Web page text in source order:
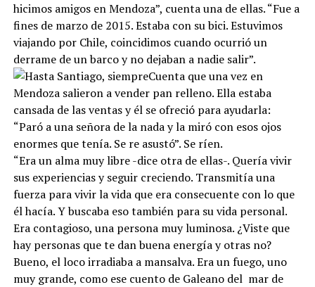
hicimos amigos en Mendoza”, cuenta una de ellas. “Fue a
fines de marzo de 2015. Estaba con su bici. Estuvimos
viajando por Chile, coincidimos cuando ocurrió un
derrame de un barco y no dejaban a nadie salir”.
Cuenta que una vez en
Mendoza salieron a vender pan relleno. Ella estaba
cansada de las ventas y él se ofreció para ayudarla:
“Paró a una señora de la nada y la miró con esos ojos
enormes que tenía. Se re asustó”. Se ríen.
“Era un alma muy libre -dice otra de ellas-. Quería vivir
sus experiencias y seguir creciendo. Transmitía una
fuerza para vivir la vida que era consecuente con lo que
él hacía. Y buscaba eso también para su vida personal.
Era contagioso, una persona muy luminosa. ¿Viste que
hay personas que te dan buena energía y otras no?
Bueno, el loco irradiaba a mansalva. Era un fuego, uno
muy grande, como ese cuento de Galeano del mar de